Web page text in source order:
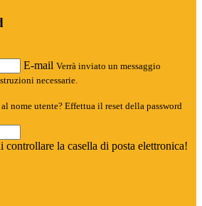
E-mail Verrà inviato un messaggio
necessarie.
nome utente? Effettua il reset della password
controllare la casella di posta elettronica!